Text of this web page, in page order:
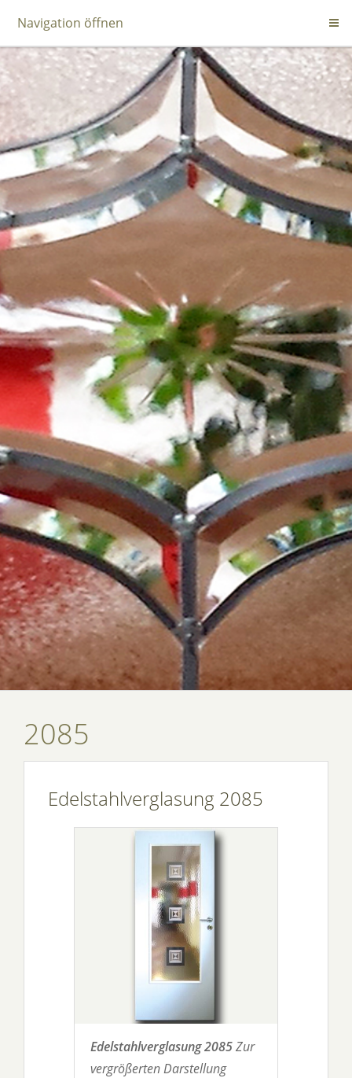
Navigation öffnen
2085
Edelstahlverglasung 2085
Edelstahlverglasung 2085Zur
vergrößerten Darstellung